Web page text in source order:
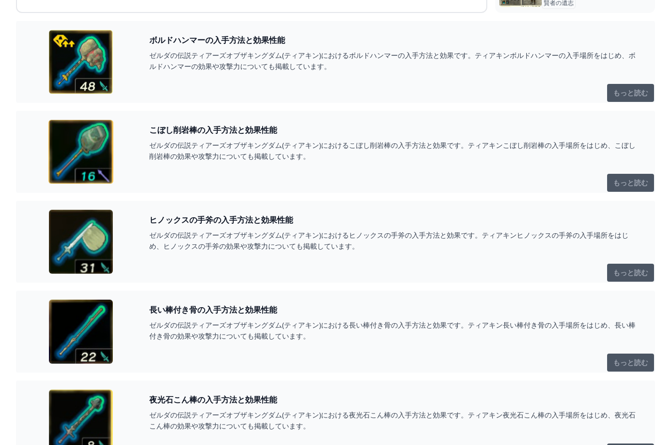
賢者の遺志
ボルドハンマーの入手方法と効果性能
ゼルダの伝説ティアーズオブザキングダム(ティアキン)におけるボルドハンマーの入手方法と効果です。ティアキンボルドハンマーの入手場所をはじめ、ボ
ルドハンマーの効果や攻撃力についても掲載しています。
もっと読む
こぼし削岩棒の入手方法と効果性能
ゼルダの伝説ティアーズオブザキングダム(ティアキン)におけるこぼし削岩棒の入手方法と効果です。ティアキンこぼし削岩棒の入手場所をはじめ、こぼし
削岩棒の効果や攻撃力についても掲載しています。
もっと読む
ヒノックスの手斧の入手方法と効果性能
ゼルダの伝説ティアーズオブザキングダム(ティアキン)におけるヒノックスの手斧の入手方法と効果です。ティアキンヒノックスの手斧の入手場所をはじ
め、ヒノックスの手斧の効果や攻撃力についても掲載しています。
もっと読む
長い棒付き骨の入手方法と効果性能
ゼルダの伝説ティアーズオブザキングダム(ティアキン)における長い棒付き骨の入手方法と効果です。ティアキン長い棒付き骨の入手場所をはじめ、長い棒
付き骨の効果や攻撃力についても掲載しています。
もっと読む
夜光石こん棒の入手方法と効果性能
ゼルダの伝説ティアーズオブザキングダム(ティアキン)における夜光石こん棒の入手方法と効果です。ティアキン夜光石こん棒の入手場所をはじめ、夜光石
こん棒の効果や攻撃力についても掲載しています。